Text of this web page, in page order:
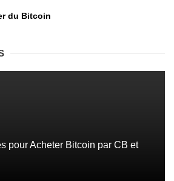
du Bitcoin
pour Acheter Bitcoin par CB et